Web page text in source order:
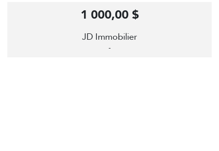
JD Immobilier
-
1 000,00 $